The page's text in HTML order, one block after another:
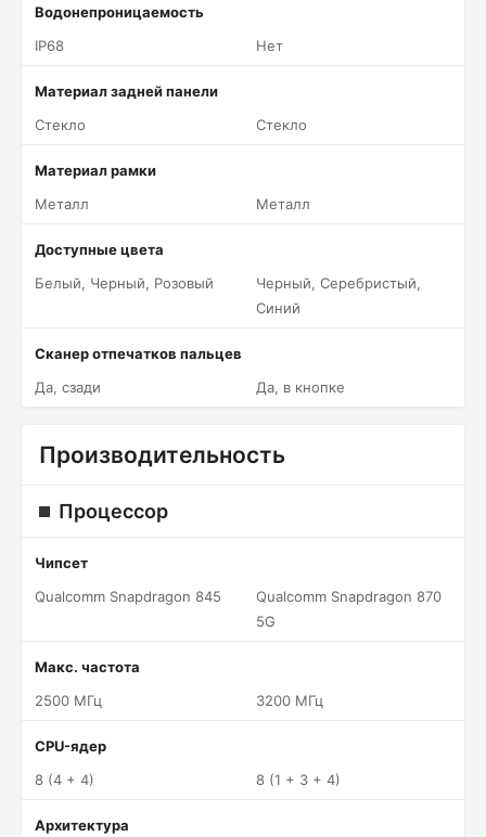
Водонепроницаемость
IP68
Нет
Материал задней панели
Стекло
Стекло
Материал рамки
Металл
Металл
Доступные цвета
Белый, Черный, Розовый
Черный, Серебристый,
Синий
Сканер отпечатков пальцев
Да, сзади
Да, в кнопке
Производительность
Процессор
Чипсет
Qualcomm Snapdragon 845
Qualcomm Snapdragon 870
5G
Макс. частота
2500 МГц
3200 МГц
CPU-ядер
8 (4 + 4)
8 (1 + 3 + 4)
Архитектура